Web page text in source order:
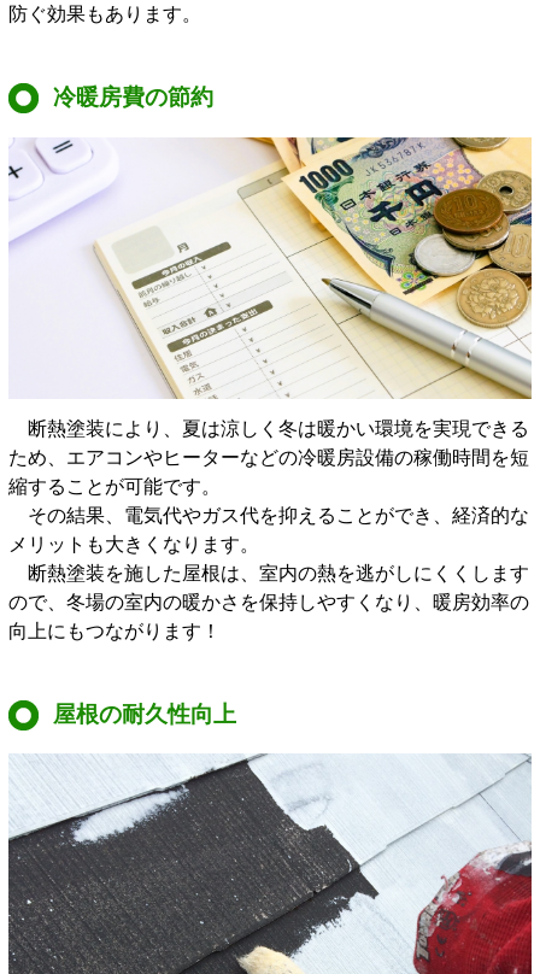
防ぐ効果もあります。
冷暖房費の節約
断熱塗装により、夏は涼しく冬は暖かい環境を実現できる
ため、エアコンやヒーターなどの冷暖房設備の稼働時間を短
縮することが可能です。
その結果、電気代やガス代を抑えることができ、経済的な
メリットも大きくなります。
断熱塗装を施した屋根は、室内の熱を逃がしにくくします
ので、冬場の室内の暖かさを保持しやすくなり、暖房効率の
向上にもつながります！
屋根の耐久性向上